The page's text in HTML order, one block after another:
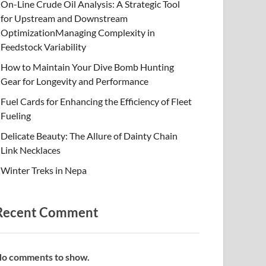
On-Line Crude Oil Analysis: A Strategic Tool
for Upstream and Downstream
OptimizationManaging Complexity in
Feedstock Variability
How to Maintain Your Dive Bomb Hunting
Gear for Longevity and Performance
Fuel Cards for Enhancing the Efficiency of Fleet
Fueling
Delicate Beauty: The Allure of Dainty Chain
Link Necklaces
Winter Treks in Nepa
Comment
comments to show.